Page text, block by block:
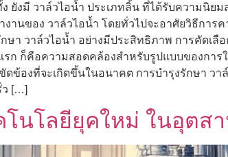
ยังมี วาล์วไอน้ำ ประเภทลิ้น ที่ได้รับความนิย
านของ วาล์วไอน้ำ โดยทั่วไปจะอาศัยวิธีกา
ษา วาล์วไอน้ำ อย่างมีประสิทธิภาพ การคัดเ
รก ก็คือความสอดคล้องสำหรับรูปแบบของก
ข้องที่จะเกิดขึ้นในอนาคต การบำรุงรักษา วา
ว […]
โนโลยียุคใหม่ ในอุตส